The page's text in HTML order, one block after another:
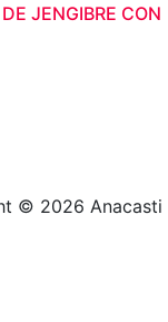
JENGIBRE CON
© 2026 Anacasti